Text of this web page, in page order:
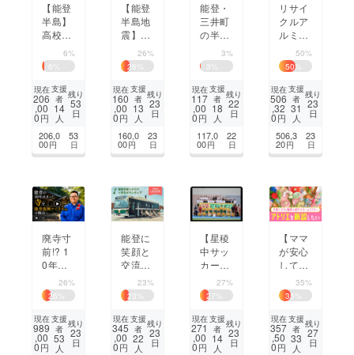
【能登
半島】
高校生
が特産
品開
発！売
上で卒
業式の
胸飾り
たい！
【鹿西
6%
6
現在
206
,00
0円
支援
者
14
人
残り
53
日
206,0
00円
53
日
【能登
半島地
震】倒
壊した
ブロッ
ク塀
を、能
登の原
風景
垣」に
変える
26%
26
現在
160
,00
0円
支援
者
13
人
残り
23
日
160,0
00円
23
日
能登・
三井町
の半壊
住宅再
建し、
地域ま
るごと
交流拠
点「お
のい
え」を
3%
3
現在
117
,00
0円
支援
者
18
人
残り
22
日
117,0
00円
22
日
リサイ
クルア
ルミか
ら作る
「ねか
せる和
ろうそ
く台」
で新し
愉しみ
ません
50%
50%
現在
506
,32
0円
支援
者
31
人
残り
23
日
506,3
20円
23
日
廃寺寸
前!? 1
0年時
が止
まった
能登の
寺 千手
院を復
興ツー
26%
26
現在
989
,00
0円
支援
者
53
人
残り
23
日
能登に
笑顔と
交流
を。移
動型サ
ウナバ
ス「サ
バス」
×学生
23%
23
現在
345
,00
0円
支援
者
22
人
残り
23
日
【星稜
中サッ
カー
部】全
国大会
制覇へ
の支援
をお願
いしま
27%
27
現在
271
,00
0円
支援
者
14
人
残り
23
日
【ママ
が安心
して働
ける場
所を】
hanam
aru flo
werの
アトリ
35%
35
現在
357
,50
0円
支援
者
33
人
残り
27
日